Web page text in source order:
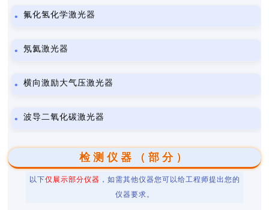
氟化氢化学激光器
氖氦激光器
横向激励大气压激光器
波导二氧化碳激光器
检测仪器（部分）
以下仅展示部分仪器 ，如需其他仪器您可以给工程师提出您的
仪器要求。